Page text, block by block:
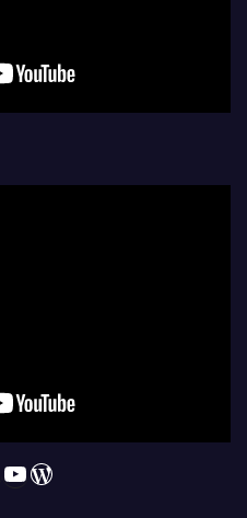
YouTube WordPress